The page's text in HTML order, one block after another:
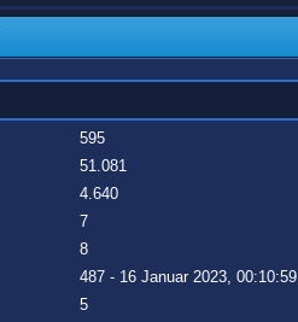
595
51.081
4.640
7
8
487 - 16 Januar 2023, 00:10:59
5